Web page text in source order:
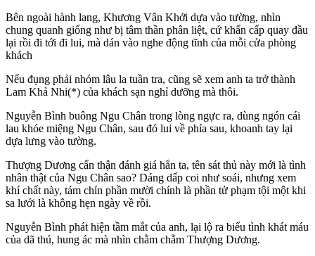
Bên ngoài hành lang, Khương Vân Khởi dựa vào tường, nhìn
chung quanh giống như bị tâm thần phân liệt, cứ khẩn cấp quay đầu
lại rồi đi tới đi lui, mà dán vào nghe động tĩnh của mỗi cửa phòng
khách
Nếu đụng phải nhóm lâu la tuần tra, cũng sẽ xem anh ta trở thành
Lam Khả Nhi(*) của khách sạn nghỉ dưỡng mà thôi.
Nguyễn Bình buông Ngu Chân trong lòng ngực ra, dùng ngón cái
lau khóe miệng Ngu Chân, sau đó lui về phía sau, khoanh tay lại
dựa lưng vào tường.
Thượng Dương cẩn thận đánh giá hắn ta, tên sát thủ này mới là tình
nhân thật của Ngu Chân sao? Dáng dấp coi như soái, nhưng xem
khí chất này, tám chín phần mười chính là phần tử phạm tội một khi
sa lưới là không hẹn ngày về rồi.
Nguyễn Bình phát hiện tầm mắt của anh, lại lộ ra biểu tình khát máu
của dã thú, hung ác mà nhìn chằm chằm Thượng Dương.